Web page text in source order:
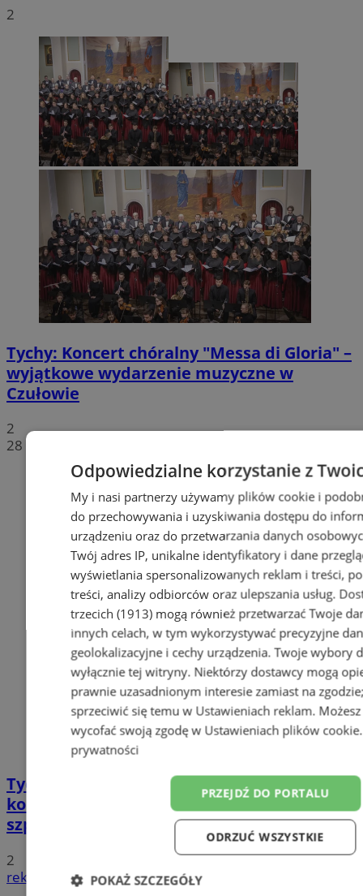
2
Tychy: Koncert chóralny "Messa di Gloria" –
wyjątkowe wydarzenie muzyczne w
Czułowie
2
28
Tychy: Bitcoiny i Fundacja TVS walczą z
koronawirusem. Ogromna darowizna dla
szpitala
2
reklama
Odpowiedzialne korzystanie z
My i nasi partnerzy używamy plików cookie i
do przechowywania i uzyskiwania dostępu do
urządzeniu oraz do przetwarzania danych
Twój adres IP, unikalne identyfikatory i dane
wyświetlania spersonalizowanych reklam i treści,
treści, analizy odbiorców oraz ulepszania usług.
trzecich (1913) mogą również przetwarzać Twoje
innych celach, w tym wykorzystywać precyzyjne
geolokalizacyjne i cechy urządzenia. Twoje wybory
wyłącznie tej witryny. Niektórzy dostawcy mogą
prawnie uzasadnionym interesie zamiast na
sprzeciwić się temu w Ustawieniach reklam.
wycofać swoją zgodę w Ustawieniach plików cookie
prywatności
PRZEJDŹ DO PORTALU
ODRZUĆ WSZYSTKIE
POKAŻ SZCZEGÓŁY